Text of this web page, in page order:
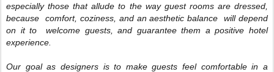
especially those that allude to the way guest rooms are dressed,
because  comfort, coziness, and an aesthetic balance  will depend
on it to  welcome guests, and guarantee them a positive hotel
experience.
Our goal as designers is to make guests feel comfortable in a